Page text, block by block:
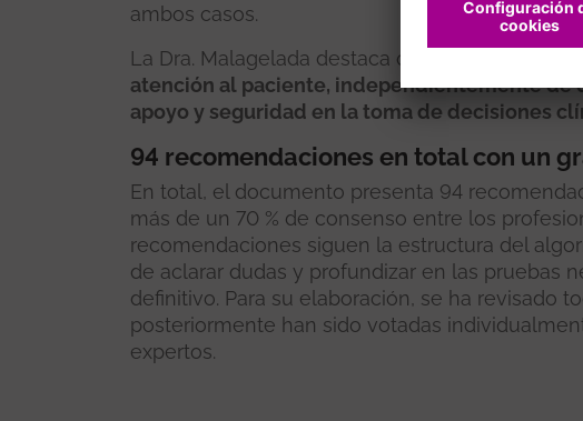
ambos casos.
La Dra. Malagelada destaca que guías como
atención al paciente, independientemente de
apoyo y seguridad en la toma de decisiones
94 recomendaciones en total con un
En total, el documento presenta 94
más de un 70 % de consenso entre los
recomendaciones siguen la estructura del
de aclarar dudas y profundizar en las pruebas
definitivo. Para su elaboración, se ha revisado
posteriormente han sido votadas
expertos.